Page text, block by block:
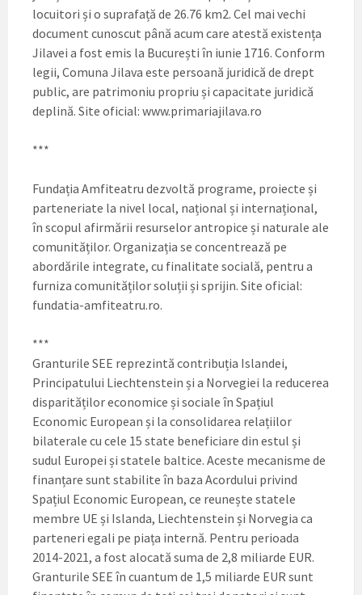
locuitori și o suprafață de 26.76 km2. Cel mai vechi
document cunoscut până acum care atestă existența
Jilavei a fost emis la București în iunie 1716. Conform
legii, Comuna Jilava este persoană juridică de drept
public, are patrimoniu propriu și capacitate juridică
deplină. Site oficial: www.primariajilava.ro
***
Fundația Amfiteatru dezvoltă programe, proiecte și
parteneriate la nivel local, național și internațional,
în scopul afirmării resurselor antropice și naturale ale
comunităților. Organizația se concentrează pe
abordările integrate, cu finalitate socială, pentru a
furniza comunităților soluții și sprijin. Site oficial:
fundatia-amfiteatru.ro.
***
Granturile SEE reprezintă contribuția Islandei,
Principatului Liechtenstein și a Norvegiei la reducerea
disparităților economice și sociale în Spațiul
Economic European și la consolidarea relațiilor
bilaterale cu cele 15 state beneficiare din estul și
sudul Europei și statele baltice. Aceste mecanisme de
finanțare sunt stabilite în baza Acordului privind
Spațiul Economic European, ce reunește statele
membre UE și Islanda, Liechtenstein și Norvegia ca
parteneri egali pe piața internă. Pentru perioada
2014-2021, a fost alocată suma de 2,8 miliarde EUR.
Granturile SEE în cuantum de 1,5 miliarde EUR sunt